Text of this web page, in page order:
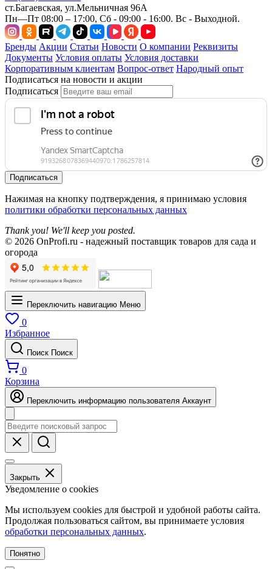
ст.Багаевская, ул.Мельничная 96А
Пн—Пт 08:00 – 17:00, Сб - 09:00 - 16:00. Вс - Выходной.
Бренды Акции Статьи Новости О компании Реквизиты
Документы Условия оплаты Условия доставки
Корпоративным клиентам Вопрос-ответ Народный опыт
Подписаться на новости и акции
Подписаться
Подписаться
Нажимая на кнопку подтверждения, я принимаю условия
политики обработки персональных данных
Thank you! We'll keep you posted.
© 2026 OnProfi.ru - надежный поставщик товаров для сада и
огорода
Переключить навигацию Меню
0
Избранное
Поиск Поиск
0
Корзина
Переключить информацию пользователя Аккаунт
Закрыть
Уведомление о cookies
Мы используем cookies для быстрой и удобной работы сайта.
Продолжая пользоваться сайтом, вы принимаете условия
обработки персональных данных.
Понятно